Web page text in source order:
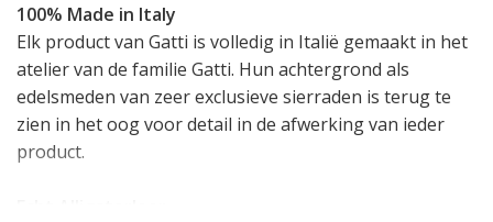
100% Made in Italy
Elk product van Gatti is volledig in Italië gemaakt in het
atelier van de familie Gatti. Hun achtergrond als
edelsmeden van zeer exclusieve sierraden is terug te
zien in het oog voor detail in de afwerking van ieder
product.